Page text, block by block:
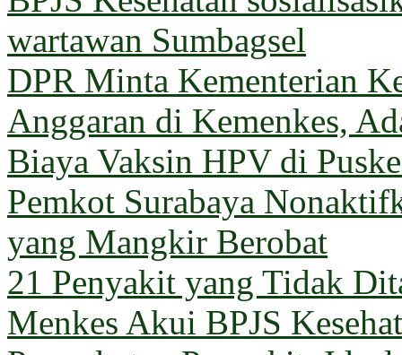
wartawan Sumbagsel
DPR Minta Kementerian
Anggaran di Kemenkes,
Biaya Vaksin HPV di
Pemkot Surabaya
yang Mangkir Berobat
21 Penyakit yang Tidak
Menkes Akui BPJS